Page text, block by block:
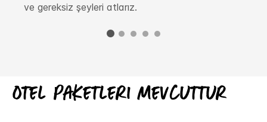
ve gereksiz şeyleri atlarız.
Otel paketleri mevcuttur